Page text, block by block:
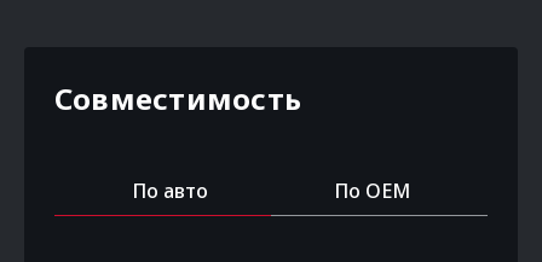
Совместимость
По авто По OEM